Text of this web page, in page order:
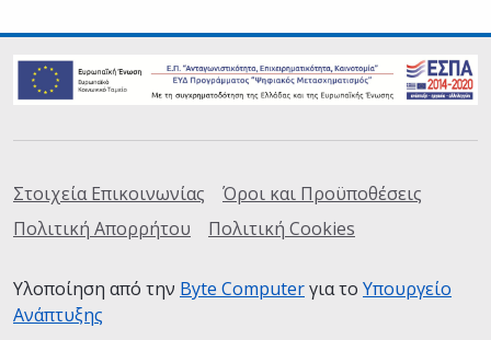
Σύνδεσμοι
Στοιχεία Επικοινωνίας
Όροι και Προϋποθέσεις
Πολιτική Απορρήτου
Πολιτική Cookies
Υλοποίηση από την Byte Computer(ανοίγει σε
για το Υπουργείο
Ανάπτυξης